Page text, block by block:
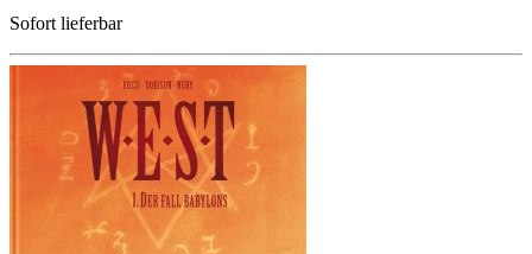
Sofort lieferbar